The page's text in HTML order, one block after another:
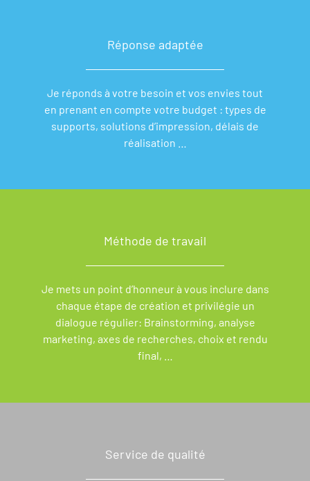
Réponse adaptée
Je réponds à votre besoin et vos envies tout
en prenant en compte votre budget : types de
supports, solutions d’impression, délais de
réalisation …
Méthode de travail
Je mets un point d’honneur à vous inclure dans
chaque étape de création et privilégie un
dialogue régulier: Brainstorming, analyse
marketing, axes de recherches, choix et rendu
final, …
Service de qualité